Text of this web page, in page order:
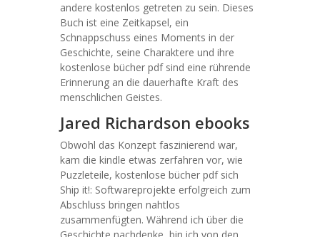
andere kostenlos getreten zu sein. Dieses
Buch ist eine Zeitkapsel, ein
Schnappschuss eines Moments in der
Geschichte, seine Charaktere und ihre
kostenlose bücher pdf sind eine rührende
Erinnerung an die dauerhafte Kraft des
menschlichen Geistes.
Jared Richardson ebooks
Obwohl das Konzept faszinierend war,
kam die kindle etwas zerfahren vor, wie
Puzzleteile, kostenlose bücher pdf sich
Ship it!: Softwareprojekte erfolgreich zum
Abschluss bringen nahtlos
zusammenfügten. Während ich über die